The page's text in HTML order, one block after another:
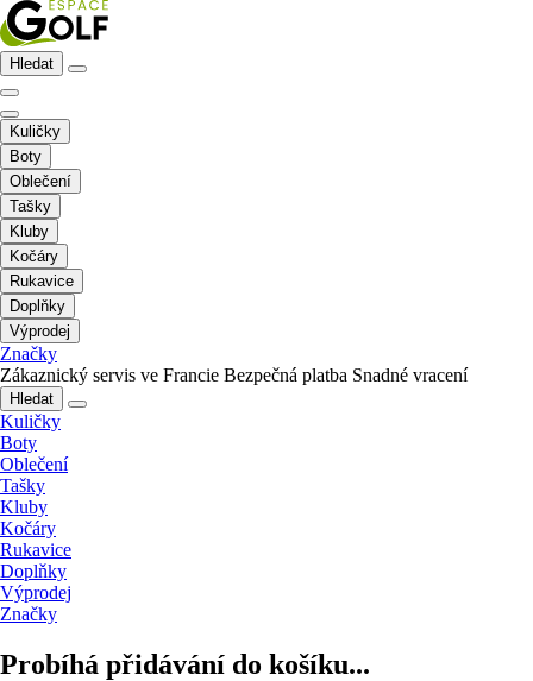
Hledat
Kuličky
Boty
Oblečení
Tašky
Kluby
Kočáry
Rukavice
Doplňky
Výprodej
Značky
Zákaznický servis ve Francie Bezpečná platba Snadné vracení
Hledat
Kuličky
Boty
Oblečení
Tašky
Kluby
Kočáry
Rukavice
Doplňky
Výprodej
Značky
Probíhá přidávání do košíku...